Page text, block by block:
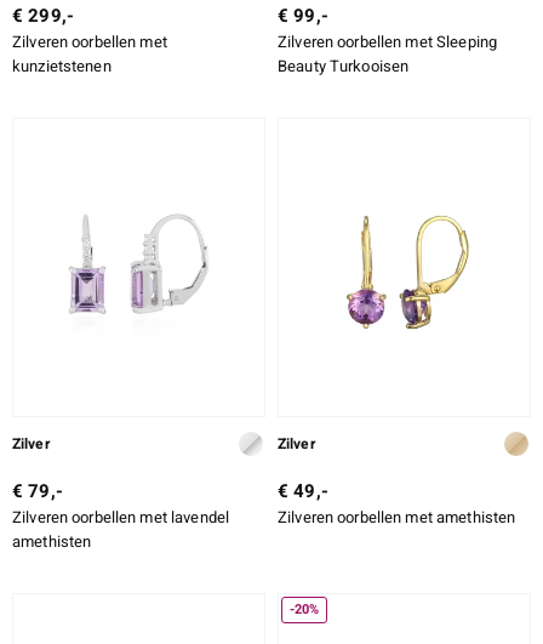
€ 299,-
Zilveren oorbellen met
kunzietstenen
€ 99,-
Zilveren oorbellen met Sleeping
Beauty Turkooisen
Zilver
€ 79,-
Zilveren oorbellen met lavendel
amethisten
Zilver
€ 49,-
Zilveren oorbellen met amethisten
-20%